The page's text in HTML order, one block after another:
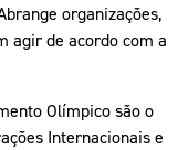
organizações,
agir de acordo com a
Olímpico são o
Internacionais e